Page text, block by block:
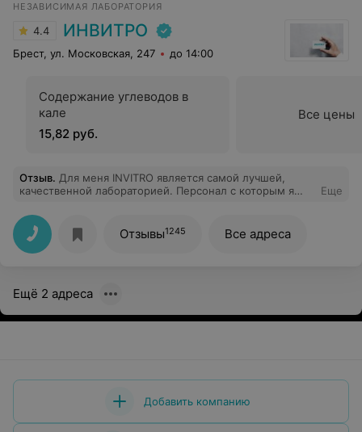
НЕЗАВИСИМАЯ ЛАБОРАТОРИЯ
4.4 ИНВИТРО
Брест, ул. Московская, 247 до 14:00
Содержание углеводов в
кале
15,82 руб.
Все цены
Отзыв. Для меня INVITRO является самой лучшей,
качественной лабораторией. Персонал с которым я
своего дела!!! Спасибо за вашу заботу о своих
пациентах! Крепкого здоровья всем сотрудникам такой
замечательной компании и процветания лаборатории
INVITRO!!!
Еще
Отзывы1245 Все адреса
Ещё 2 адреса
Добавить компанию